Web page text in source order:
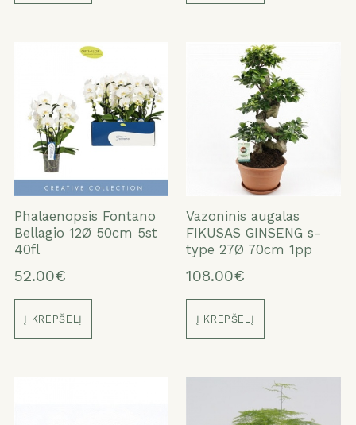
Phalaenopsis Fontano
Bellagio 12Ø 50cm 5st
40fl
52.00€
Į KREPŠELĮ
Vazoninis augalas
FIKUSAS GINSENG s-
type 27Ø 70cm 1pp
108.00€
Į KREPŠELĮ